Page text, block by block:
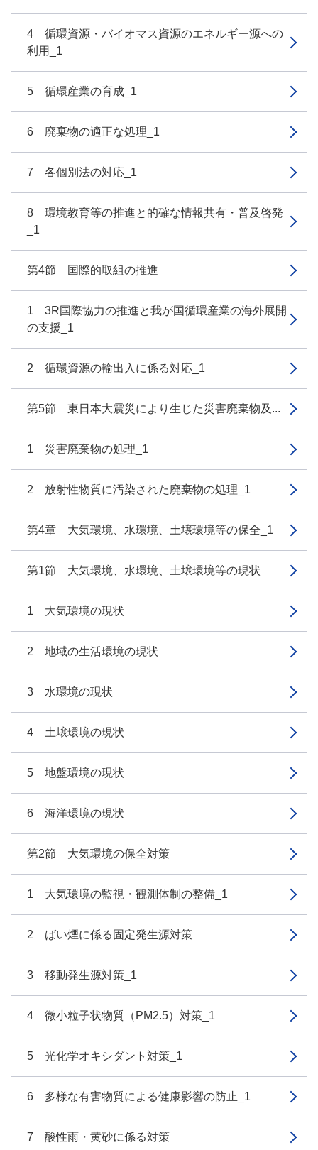
4 循環資源・バイオマス資源のエネルギー源への
利用_1
5 循環産業の育成_1
6 廃棄物の適正な処理_1
7 各個別法の対応_1
8 環境教育等の推進と的確な情報共有・普及啓発
_1
第4節 国際的取組の推進
1 3R国際協力の推進と我が国循環産業の海外展開
の支援_1
2 循環資源の輸出入に係る対応_1
第5節 東日本大震災により生じた災害廃棄物及...
1 災害廃棄物の処理_1
2 放射性物質に汚染された廃棄物の処理_1
第4章 大気環境、水環境、土壌環境等の保全_1
第1節 大気環境、水環境、土壌環境等の現状
1 大気環境の現状
2 地域の生活環境の現状
3 水環境の現状
4 土壌環境の現状
5 地盤環境の現状
6 海洋環境の現状
第2節 大気環境の保全対策
1 大気環境の監視・観測体制の整備_1
2 ばい煙に係る固定発生源対策
3 移動発生源対策_1
4 微小粒子状物質（PM2.5）対策_1
5 光化学オキシダント対策_1
6 多様な有害物質による健康影響の防止_1
7 酸性雨・黄砂に係る対策